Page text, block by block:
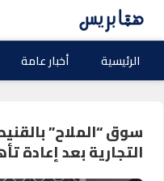
الرئيسية أخبار عامة
سوق “الملاح”
التجارية بعد إعادة